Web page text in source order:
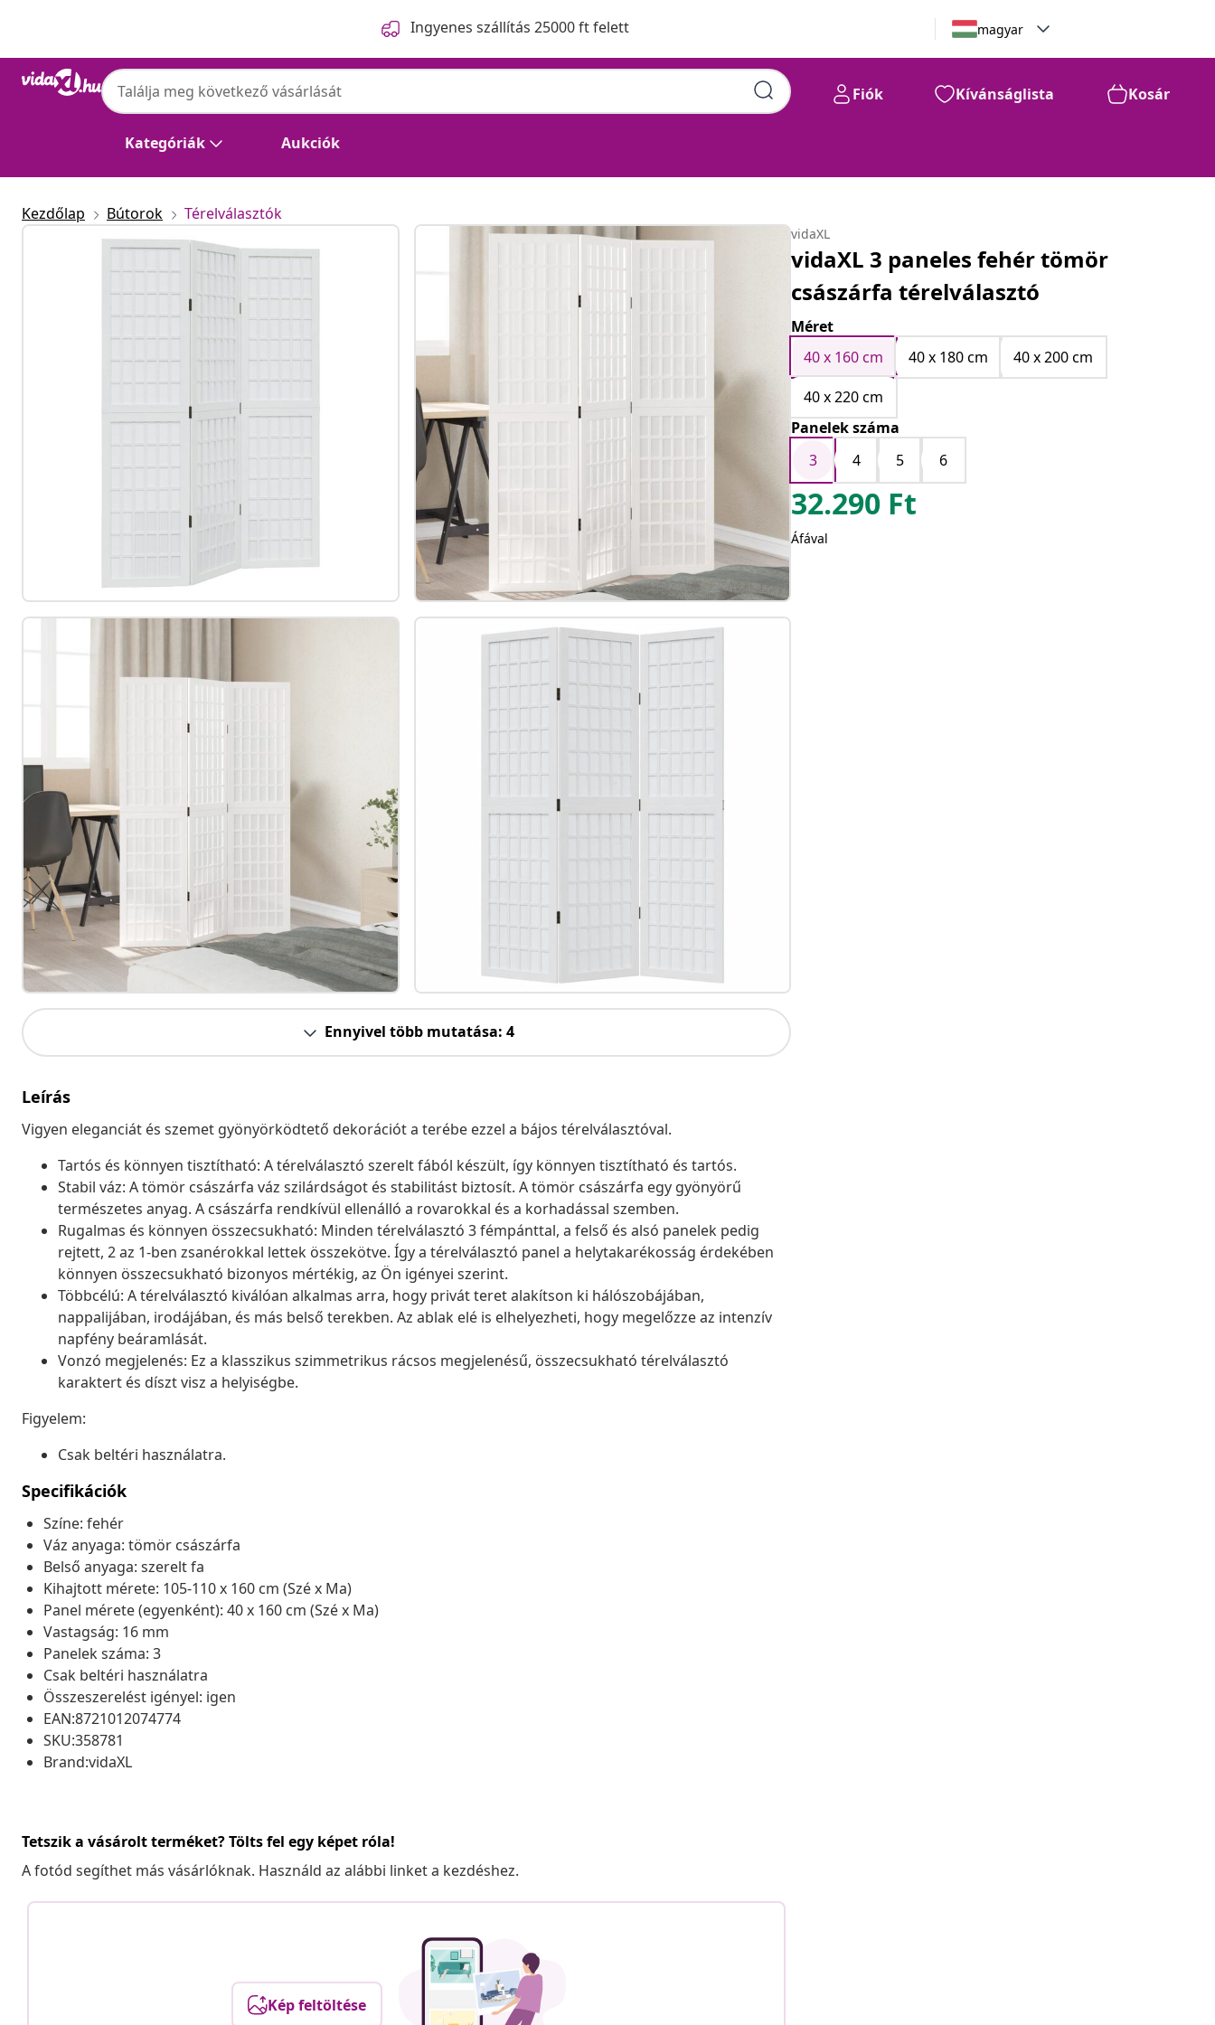
Ingyenes szállítás 25000 ft felett magyar
Kategóriák Aukciók
Fiók Kívánságlista Kosár
Kezdőlap Bútorok Térelválasztók
Ennyivel több mutatása: 4
Leírás
Vigyen eleganciát és szemet gyönyörködtető dekorációt a terébe ezzel a bájos térelválasztóval.
Tartós és könnyen tisztítható: A térelválasztó szerelt fából készült, így könnyen tisztítható és tartós.
Stabil váz: A tömör császárfa váz szilárdságot és stabilitást biztosít. A tömör császárfa egy gyönyörű
természetes anyag. A császárfa rendkívül ellenálló a rovarokkal és a korhadással szemben.
Rugalmas és könnyen összecsukható: Minden térelválasztó 3 fémpánttal, a felső és alsó panelek pedig
rejtett, 2 az 1-ben zsanérokkal lettek összekötve. Így a térelválasztó panel a helytakarékosság érdekében
könnyen összecsukható bizonyos mértékig, az Ön igényei szerint.
Többcélú: A térelválasztó kiválóan alkalmas arra, hogy privát teret alakítson ki hálószobájában,
nappalijában, irodájában, és más belső terekben. Az ablak elé is elhelyezheti, hogy megelőzze az intenzív
napfény beáramlását.
Vonzó megjelenés: Ez a klasszikus szimmetrikus rácsos megjelenésű, összecsukható térelválasztó
karaktert és díszt visz a helyiségbe.
Figyelem:
Csak beltéri használatra.
Specifikációk
Színe: fehér
Váz anyaga: tömör császárfa
Belső anyaga: szerelt fa
Kihajtott mérete: 105-110 x 160 cm (Szé x Ma)
Panel mérete (egyenként): 40 x 160 cm (Szé x Ma)
Vastagság: 16 mm
Panelek száma: 3
Csak beltéri használatra
Összeszerelést igényel: igen
EAN:8721012074774
SKU:358781
Brand:vidaXL
Tetszik a vásárolt terméket? Tölts fel egy képet róla!
A fotód segíthet más vásárlóknak. Használd az alábbi linket a kezdéshez.
Kép feltöltése
vidaXL
vidaXL 3 paneles fehér tömör
császárfa térelválasztó
Méret
40 x 160 cm
40 x 180 cm
40 x 200 cm
40 x 220 cm
Panelek száma
3
4 5 6
32.290 Ft
Áfával